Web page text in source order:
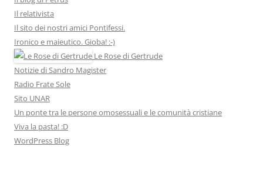
Il relativista
Il sito dei nostri amici Pontifessi.
Ironico e maieutico. Gioba! :-)
Le Rose di Gertrude
Notizie di Sandro Magister
Radio Frate Sole
Sito UNAR
Un ponte tra le persone omosessuali e le comunità cristiane
Viva la pasta! :D
WordPress Blog